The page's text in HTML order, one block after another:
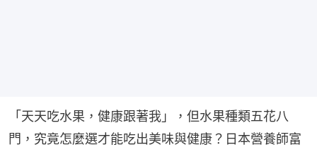
「天天吃水果，健康跟著我」，但水果種類五花八
門，究竟怎麼選才能吃出美味與健康？日本營養師富